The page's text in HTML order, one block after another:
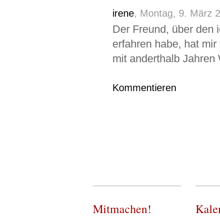
irene, Montag, 9. März
Der Freund, über den
erfahren habe, hat
mit anderthalb Jahren
Kommentieren
Mitmachen!